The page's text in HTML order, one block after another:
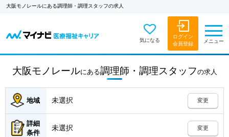
大阪モノレールにある調理師・調理スタッフの求人
気になる
ログイン
会員登録
メニュー
大阪モノレールにある調理師・調理スタッフの求人
地域 未選択 変更
詳細
条件
未選択 変更